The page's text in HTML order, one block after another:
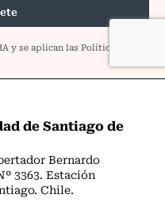
de Santiago de
Bernardo
3363. Estación
Chile.